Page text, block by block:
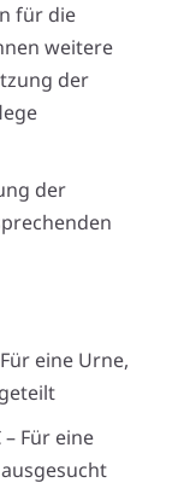
für die
weitere
der
der
eine Urne,
Für eine